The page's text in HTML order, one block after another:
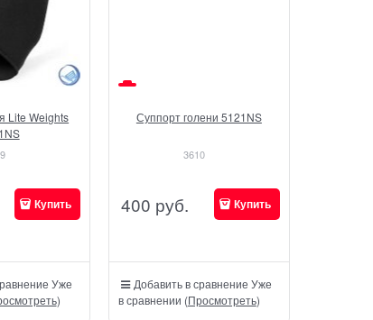
Lite Weights
Купить
Уже
)
Суппорт голени 5121NS
3610
400 руб. Купить
Добавить в сравнение Уже
в сравнении (Просмотреть)